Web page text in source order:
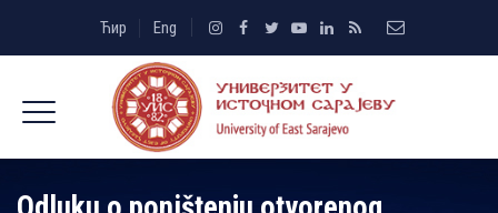
Ћир Eng